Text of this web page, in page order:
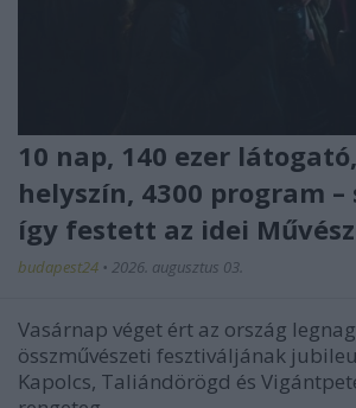
10 nap, 140 ezer
helyszín, 4300 program –
így festett az idei
budapest24 • 2026. augusztus 03.
Vasárnap véget ért az ország
összművészeti fesztiváljának
Kapolcs, Taliándörögd és